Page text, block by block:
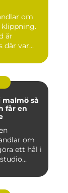
om
klippning.
är
där var...
så
får en
om
ett hål i